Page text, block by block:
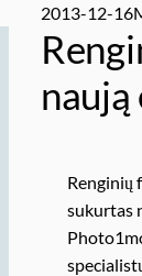
2013-12-16
Renginių
sukurtas